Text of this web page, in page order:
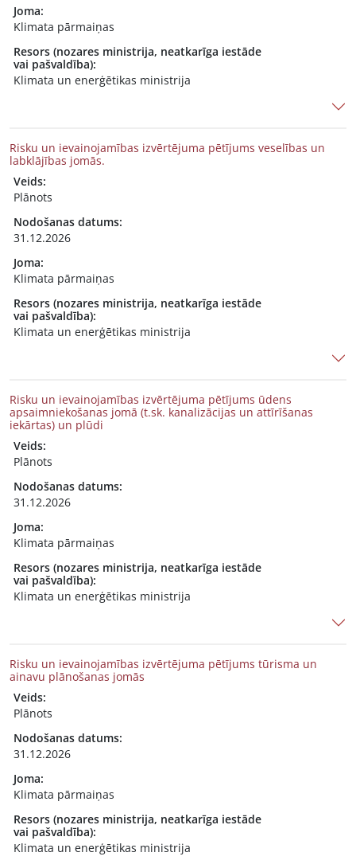
Joma:
Klimata pārmaiņas
Resors (nozares ministrija, neatkarīga iestāde
vai pašvaldība):
Klimata un enerģētikas ministrija
Risku un ievainojamības izvērtējuma pētījums veselības un
labklājības jomās.
Veids:
Plānots
Nodošanas datums:
31.12.2026
Joma:
Klimata pārmaiņas
Resors (nozares ministrija, neatkarīga iestāde
vai pašvaldība):
Klimata un enerģētikas ministrija
Risku un ievainojamības izvērtējuma pētījums ūdens
apsaimniekošanas jomā (t.sk. kanalizācijas un attīrīšanas
iekārtas) un plūdi
Veids:
Plānots
Nodošanas datums:
31.12.2026
Joma:
Klimata pārmaiņas
Resors (nozares ministrija, neatkarīga iestāde
vai pašvaldība):
Klimata un enerģētikas ministrija
Risku un ievainojamības izvērtējuma pētījums tūrisma un
ainavu plānošanas jomās
Veids:
Plānots
Nodošanas datums:
31.12.2026
Joma:
Klimata pārmaiņas
Resors (nozares ministrija, neatkarīga iestāde
vai pašvaldība):
Klimata un enerģētikas ministrija